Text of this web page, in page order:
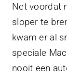
Net voordat
sloper te
kwam er al
speciale
nooit een